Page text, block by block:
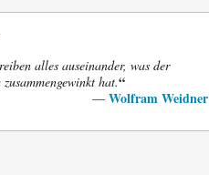
alles auseinander, was der
hat.“
— Wolfram Weidner